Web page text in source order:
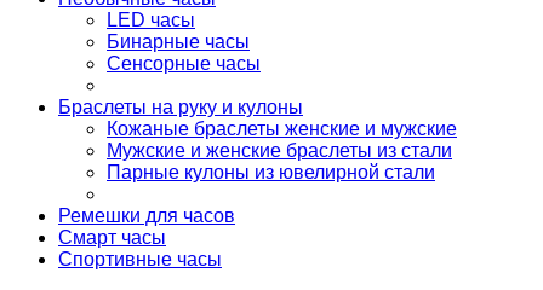
LED часы
Бинарные часы
Сенсорные часы
Браслеты на руку и кулоны
Кожаные браслеты женские и мужские
Мужские и женские браслеты из стали
Парные кулоны из ювелирной стали
Ремешки для часов
Смарт часы
Спортивные часы